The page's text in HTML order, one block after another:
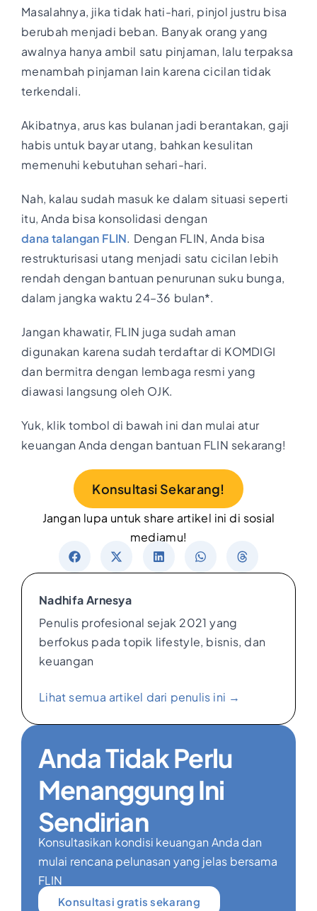
Masalahnya, jika tidak hati-hari, pinjol justru bisa
berubah menjadi beban. Banyak orang yang
awalnya hanya ambil satu pinjaman, lalu terpaksa
menambah pinjaman lain karena cicilan tidak
terkendali.
Akibatnya, arus kas bulanan jadi berantakan, gaji
habis untuk bayar utang, bahkan kesulitan
memenuhi kebutuhan sehari-hari.
Nah, kalau sudah masuk ke dalam situasi seperti
itu, Anda bisa konsolidasi dengan
dana talangan FLIN. Dengan FLIN, Anda bisa
restrukturisasi utang menjadi satu cicilan lebih
rendah dengan bantuan penurunan suku bunga,
dalam jangka waktu 24–36 bulan*.
Jangan khawatir, FLIN juga sudah aman
digunakan karena sudah terdaftar di KOMDIGI
dan bermitra dengan lembaga resmi yang
diawasi langsung oleh OJK.
Yuk, klik tombol di bawah ini dan mulai atur
keuangan Anda dengan bantuan FLIN sekarang!
Konsultasi Sekarang!
Jangan lupa untuk share artikel ini di sosial
mediamu!
Nadhifa Arnesya
Penulis profesional sejak 2021 yang
berfokus pada topik lifestyle, bisnis, dan
keuangan
Lihat semua artikel dari penulis ini →
Anda Tidak Perlu
Menanggung Ini
Sendirian
Konsultasikan kondisi keuangan Anda dan
mulai rencana pelunasan yang jelas bersama
FLIN
Konsultasi gratis sekarang